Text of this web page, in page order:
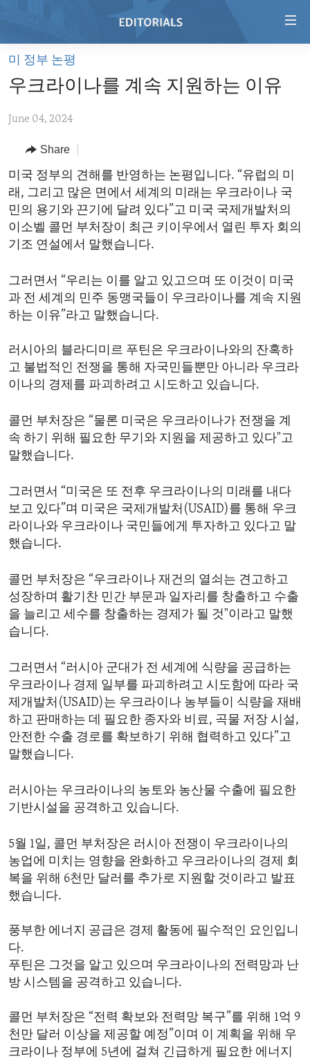
Skip
main
Skip
Navigation
Skip
Search
VIDEO
RADIO
REGIONS
AFRICA
AMERICAS
ASIA
EUROPE
MIDDLE EAST
TOPICS
HUMAN RIGHTS
SECURITY AND DEFENSE
AID AND DEVELOPMENT
DEMOCRACY AND GOVERNANCE
ECONOMY AND TRADE
ENVIRONMENT AND HEALTH
IDEALS AND INSTITUTIONS
ARCHIVE
ABOUT US
미 정부 논평
우크라이나를 계속 지원하는 이유
June 04, 2024
Share
미국 정부의 견해를 반영하는 논평입니다. “유럽의 미
래, 그리고 많은 면에서 세계의 미래는 우크라이나 국
민의 용기와 끈기에 달려 있다”고 미국 국제개발처의
이소벨 콜먼 부처장이 최근 키이우에서 열린 투자 회의
기조 연설에서 말했습니다.
그러면서 “우리는 이를 알고 있고으며 또 이것이 미국
과 전 세계의 민주 동맹국들이 우크라이나를 계속 지원
하는 이유”라고 말했습니다.
러시아의 블라디미르 푸틴은 우크라이나와의 잔혹하
고 불법적인 전쟁을 통해 자국민들뿐만 아니라 우크라
이나의 경제를 파괴하려고 시도하고 있습니다.
콜먼 부처장은 “물론 미국은 우크라이나가 전쟁을 계
속 하기 위해 필요한 무기와 지원을 제공하고 있다"고
말했습니다.
그러면서 “미국은 또 전후 우크라이나의 미래를 내다
보고 있다”며 미국은 국제개발처(USAID)를 통해 우크
라이나와 우크라이나 국민들에게 투자하고 있다고 말
했습니다.
콜먼 부처장은 “우크라이나 재건의 열쇠는 견고하고
성장하며 활기찬 민간 부문과 일자리를 창출하고 수출
을 늘리고 세수를 창출하는 경제가 될 것"이라고 말했
습니다.
그러면서 “러시아 군대가 전 세계에 식량을 공급하는
우크라이나 경제 일부를 파괴하려고 시도함에 따라 국
제개발처(USAID)는 우크라이나 농부들이 식량을 재배
하고 판매하는 데 필요한 종자와 비료, 곡물 저장 시설,
안전한 수출 경로를 확보하기 위해 협력하고 있다”고
말했습니다.
러시아는 우크라이나의 농토와 농산물 수출에 필요한
기반시설을 공격하고 있습니다.
5월 1일, 콜먼 부처장은 러시아 전쟁이 우크라이나의
농업에 미치는 영향을 완화하고 우크라이나의 경제 회
복을 위해 6천만 달러를 추가로 지원할 것이라고 발표
했습니다.
풍부한 에너지 공급은 경제 활동에 필수적인 요인입니
다.
푸틴은 그것을 알고 있으며 우크라이나의 전력망과 난
방 시스템을 공격하고 있습니다.
콜먼 부처장은 “전력 확보와 전력망 복구”를 위해 1억 9
천만 달러 이상을 제공할 예정”이며 이 계획을 위해 우
크라이나 정부에 5년에 걸쳐 긴급하게 필요한 에너지